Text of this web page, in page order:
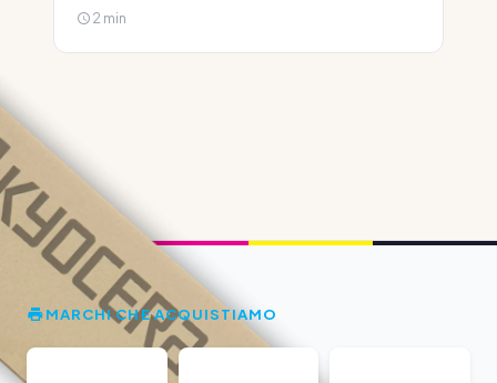
2 min
MARCHI CHE ACQUISTIAMO